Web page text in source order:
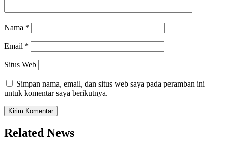
Nama *
Email *
Situs Web
Simpan nama, email, dan situs web saya pada peramban ini
untuk komentar saya berikutnya.
Related News